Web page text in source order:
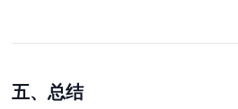
五、总结